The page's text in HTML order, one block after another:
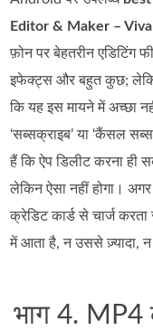
Editor & Maker –
फ़ोन पर बेहतरीन एडिटिंग
इफेक्ट्स और बहुत कुछ;
कि यह इस मायने में अच्छा
‘सब्सक्राइब’ या ‘कैंसल
हैं कि ऐप डिलीट करना ही
लेकिन ऐसा नहीं होगा।
क्रेडिट कार्ड से चार्ज
में आता है, न उससे ज़्यादा,
भाग 4.